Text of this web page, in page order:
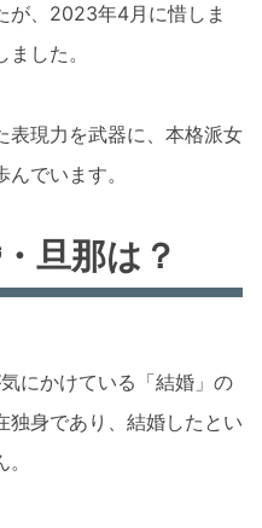
が、2023年4月に惜しま
した。
表現力を武器に、本格派女
でいます。
旦那は？
にかけている「結婚」の
独身であり、結婚したとい